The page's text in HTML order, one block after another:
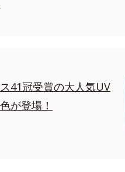
41冠受賞の大人気UV
が登場！